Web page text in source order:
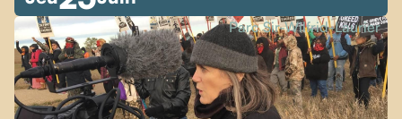
Parc Sir-Wilfrid-Laurier